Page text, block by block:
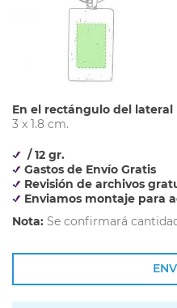
En el rectángulo del lateral
3 x 1.8 cm.
/ 12 gr.
Gastos de Envío Gratis
Revisión de archivos
Enviamos montaje para
Nota: Se confirmará